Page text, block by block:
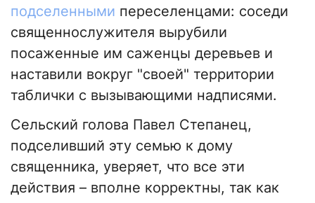
подселенными переселенцами: соседи
священнослужителя вырубили
посаженные им саженцы деревьев и
наставили вокруг "своей" территории
таблички с вызывающими надписями.
Сельский голова Павел Степанец,
подселивший эту семью к дому
священника, уверяет, что все эти
действия – вполне корректны, так как